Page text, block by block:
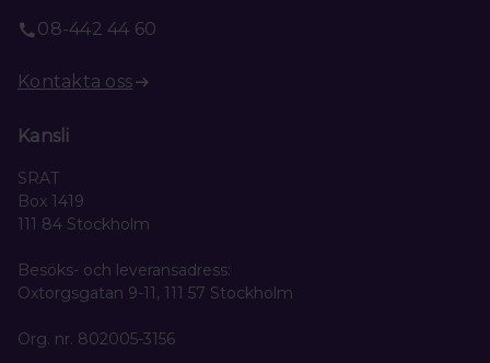
08-442 44 60
Kontakta oss
Kansli
SRAT
Box 1419
111 84 Stockholm
Besöks- och leveransadress:
Oxtorgsgatan 9-11, 111 57 Stockholm
Org. nr. 802005-3156